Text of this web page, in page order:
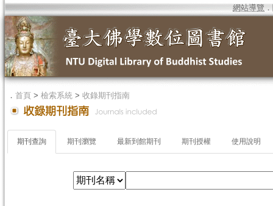
網站導覽 ．
． 首頁 > 檢索系統 > 收錄期刊指南
期刊查詢 期刊瀏覽 最新到館期刊 期刊授權 使用說明